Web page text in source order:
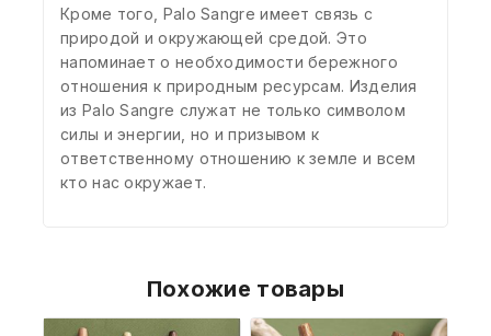
Кроме того, Palo Sangre имеет связь с
природой и окружающей средой. Это
напоминает о необходимости бережного
отношения к природным ресурсам. Изделия
из Palo Sangre служат не только символом
силы и энергии, но и призывом к
ответственному отношению к земле и всем
кто нас окружает.
Похожие товары